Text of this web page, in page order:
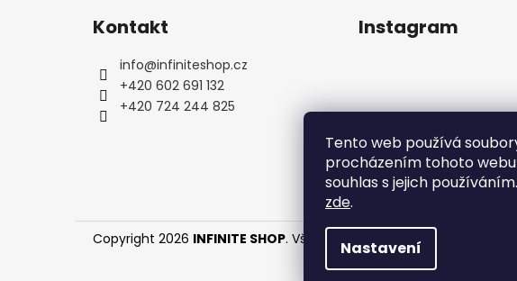
Tento web používá
procházením tohoto
souhlas s jejich
zde.
Nastavení
Kontakt
info@infiniteshop.cz
+420 602 691 132
+420 724 244 825
Instagram
Sledovat na
Copyright 2026 INFINITE SHOP. Všechna práva vyhrazena.